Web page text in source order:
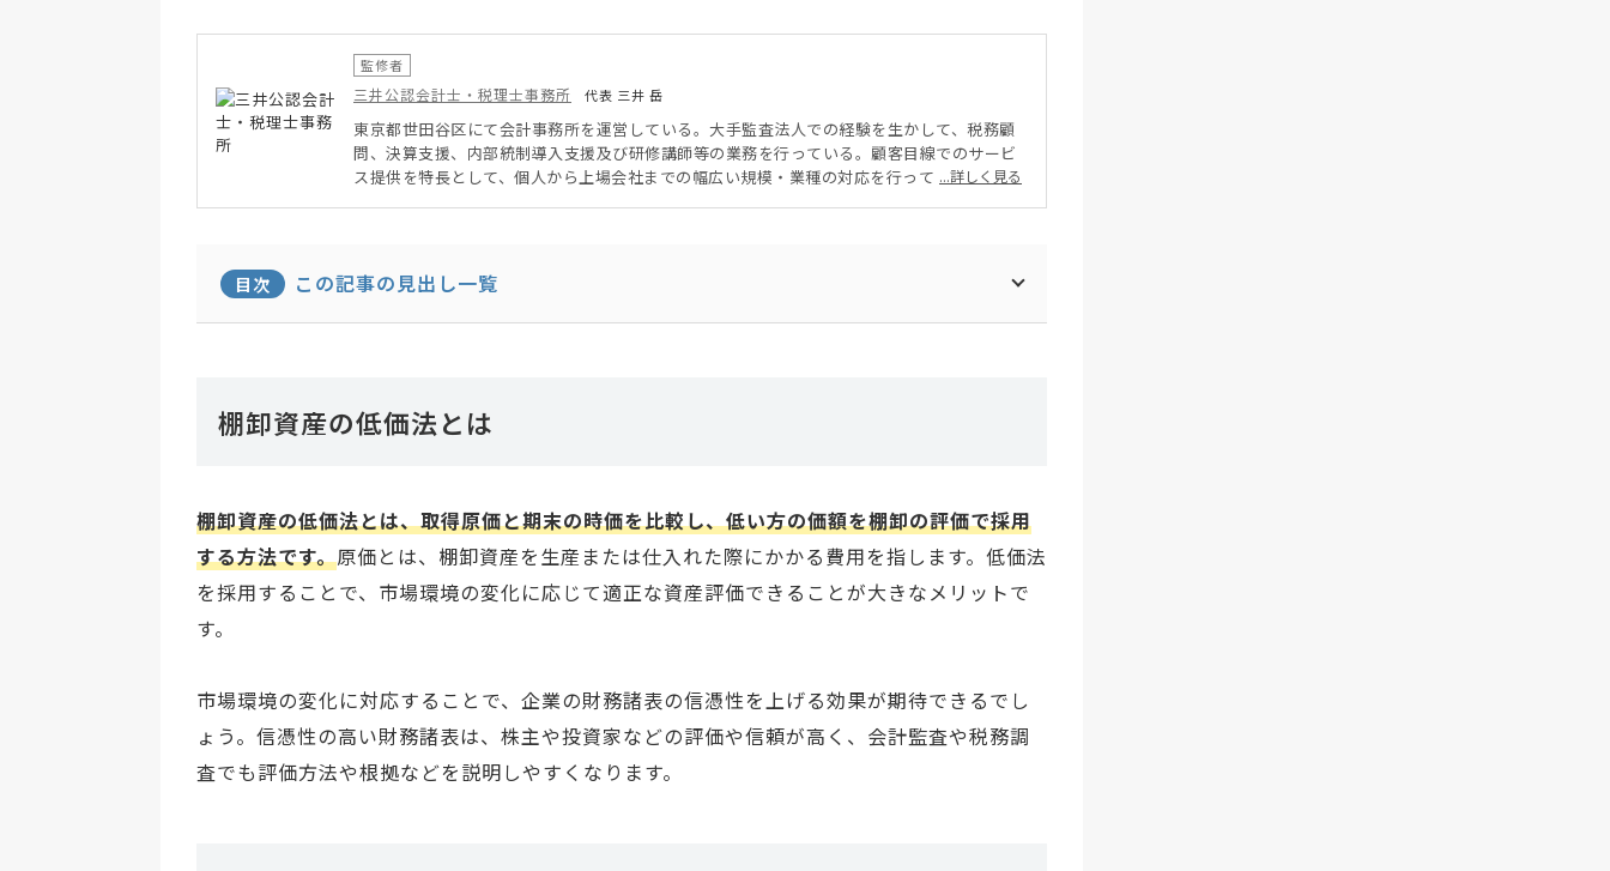
監修者
三井公認会計士・税理士事務所 代表 三井 岳
東京都世田谷区にて会計事務所を運営している。大手監査法人での経験を生かして、税務顧
問、決算支援、内部統制導入支援及び研修講師等の業務を行っている。顧客目線でのサービ
ス提供を特長として、個人から上場会社までの幅広い規模・業種の対応を行っている。
...詳しく見る
目次 この記事の見出し一覧
棚卸資産の低価法とは
棚卸資産の低価法とは、取得原価と期末の時価を比較し、低い方の価額を棚卸の評価で採用
する方法です。原価とは、棚卸資産を生産または仕入れた際にかかる費用を指します。低価法
を採用することで、市場環境の変化に応じて適正な資産評価できることが大きなメリットで
す。
市場環境の変化に対応することで、企業の財務諸表の信憑性を上げる効果が期待できるでし
ょう。信憑性の高い財務諸表は、株主や投資家などの評価や信頼が高く、会計監査や税務調
査でも評価方法や根拠などを説明しやすくなります。